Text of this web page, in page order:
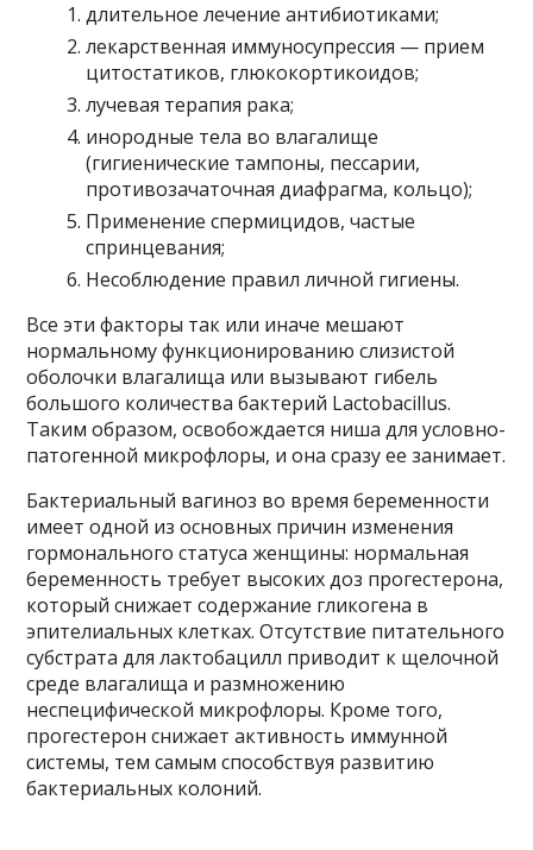
длительное лечение антибиотиками;
лекарственная иммуносупрессия — прием
цитостатиков, глюкокортикоидов;
лучевая терапия рака;
инородные тела во влагалище
(гигиенические тампоны, пессарии,
противозачаточная диафрагма, кольцо);
Применение спермицидов, частые
спринцевания;
Несоблюдение правил личной гигиены.
Все эти факторы так или иначе мешают
нормальному функционированию слизистой
оболочки влагалища или вызывают гибель
большого количества бактерий Lactobacillus.
Таким образом, освобождается ниша для условно-
патогенной микрофлоры, и она сразу ее занимает.
Бактериальный вагиноз во время беременности
имеет одной из основных причин изменения
гормонального статуса женщины: нормальная
беременность требует высоких доз прогестерона,
который снижает содержание гликогена в
эпителиальных клетках. Отсутствие питательного
субстрата для лактобацилл приводит к щелочной
среде влагалища и размножению
неспецифической микрофлоры. Кроме того,
прогестерон снижает активность иммунной
системы, тем самым способствуя развитию
бактериальных колоний.